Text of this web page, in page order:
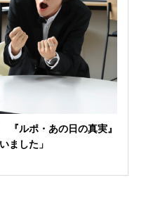
ルポ・あの日の真実』
ました」